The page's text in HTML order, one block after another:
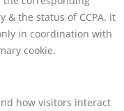
& the status of CCPA. It
in coordination with
cookie.
how visitors interact